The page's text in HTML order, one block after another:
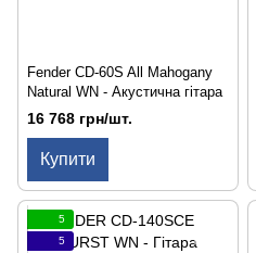
Fender CD-60S All Mahogany
Natural WN - Акустична гітара
16 768 грн/шт.
Купити
5
5